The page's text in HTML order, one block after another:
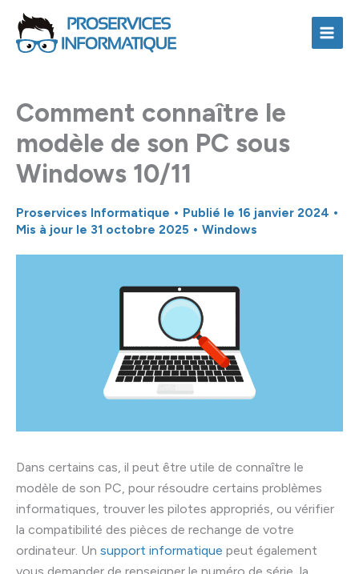
Aller
contenu
Comment connaître le
modèle de son PC sous
Windows 10/11
Proservices Informatique • Publié le 16 janvier 2024 •
Mis à jour le 31 octobre 2025 • Windows
Dans certains cas, il peut être utile de connaître le
modèle de son PC, pour résoudre certains problèmes
informatiques, trouver les pilotes appropriés, ou vérifier
la compatibilité des pièces de rechange de votre
ordinateur. Un support informatique peut également